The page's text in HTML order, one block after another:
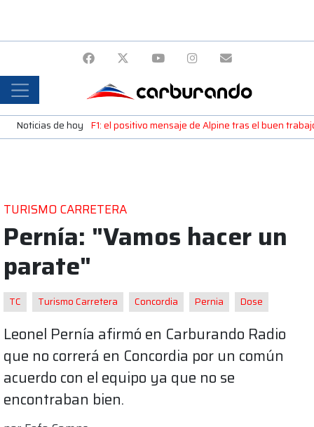
Noticias de hoy F1: el positivo mensaje de Alpine tras el buen
TURISMO CARRETERA
Pernía: "Vamos hacer un
parate"
TC Turismo Carretera Concordia Pernia Dose
Leonel Pernía afirmó en Carburando Radio
que no correrá en Concordia por un común
acuerdo con el equipo ya que no se
encontraban bien.